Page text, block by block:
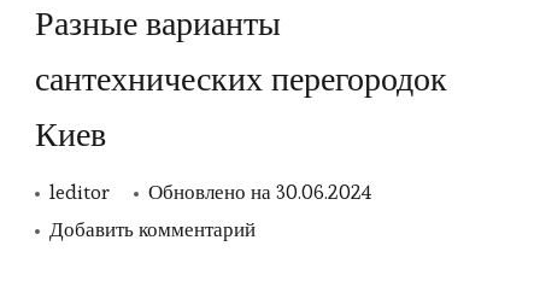
Разные варианты
сантехнических перегородок
Киев
leditor Обновлено на30.06.2024
Добавить комментарийк